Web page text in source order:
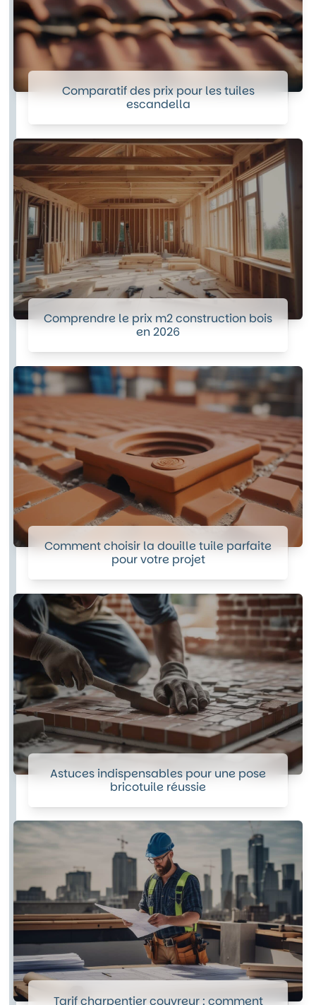
Comparatif des prix pour les tuiles
escandella
Comprendre le prix m2 construction bois
en 2026
Comment choisir la douille tuile parfaite
pour votre projet
Astuces indispensables pour une pose
bricotuile réussie
Tarif charpentier couvreur : comment